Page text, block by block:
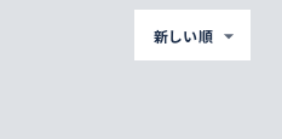
新しい順